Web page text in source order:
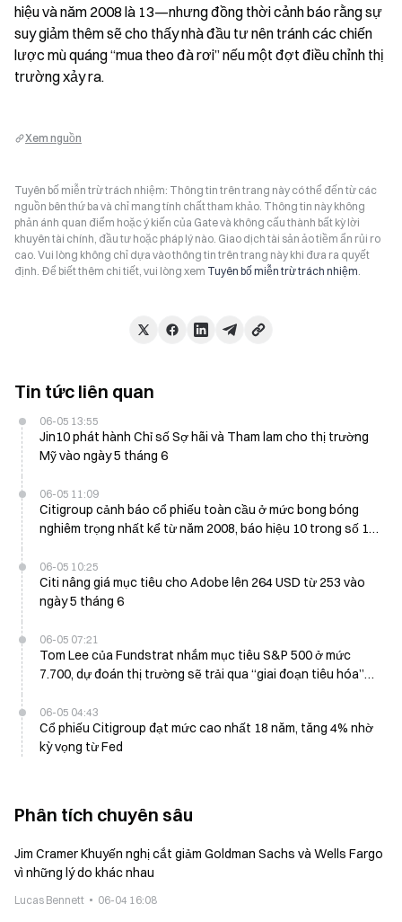
hiệu và năm 2008 là 13—nhưng đồng thời cảnh báo rằng sự
suy giảm thêm sẽ cho thấy nhà đầu tư nên tránh các chiến
lược mù quáng “mua theo đà rơi” nếu một đợt điều chỉnh thị
trường xảy ra.
Xem nguồn
Tuyên bố miễn trừ trách nhiệm: Thông tin trên trang này có thể đến từ các
nguồn bên thứ ba và chỉ mang tính chất tham khảo. Thông tin này không
phản ánh quan điểm hoặc ý kiến của Gate và không cấu thành bất kỳ lời
khuyên tài chính, đầu tư hoặc pháp lý nào. Giao dịch tài sản ảo tiềm ẩn rủi ro
cao. Vui lòng không chỉ dựa vào thông tin trên trang này khi đưa ra quyết
định. Để biết thêm chi tiết, vui lòng xem Tuyên bố miễn trừ trách nhiệm.
Tin tức liên quan
06-05 13:55
Jin10 phát hành Chỉ số Sợ hãi và Tham lam cho thị trường
Mỹ vào ngày 5 tháng 6
06-05 11:09
Citigroup cảnh báo cổ phiếu toàn cầu ở mức bong bóng
nghiêm trọng nhất kể từ năm 2008, báo hiệu 10 trong số 18
06-05 10:25
Citi nâng giá mục tiêu cho Adobe lên 264 USD từ 253 vào
ngày 5 tháng 6
06-05 07:21
Tom Lee của Fundstrat nhắm mục tiêu S&P 500 ở mức
7.700, dự đoán thị trường sẽ trải qua “giai đoạn tiêu hóa”
06-05 04:43
Cổ phiếu Citigroup đạt mức cao nhất 18 năm, tăng 4% nhờ
kỳ vọng từ Fed
Phân tích chuyên sâu
Jim Cramer Khuyến nghị cắt giảm Goldman Sachs và Wells Fargo
vì những lý do khác nhau
Lucas Bennett 06-04 16:08